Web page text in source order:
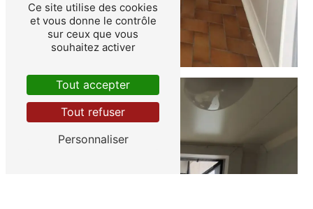
Ce site utilise des cookies
et vous donne le contrôle
sur ceux que vous
souhaitez activer
Tout accepter
Tout refuser
Personnaliser